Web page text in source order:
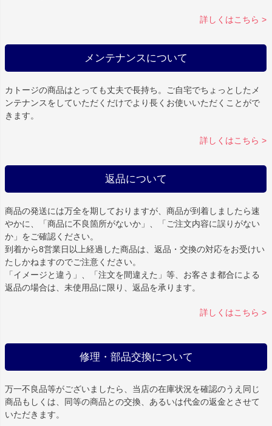
詳しくはこちら >
メンテナンスについて
カトージの商品はとっても丈夫で長持ち。ご自宅でちょっとしたメ
ンテナンスをしていただくだけでより長くお使いいただくことがで
きます。
詳しくはこちら >
返品について
商品の発送には万全を期しておりますが、商品が到着しましたら速
やかに、「商品に不良箇所がないか」、「ご注文内容に誤りがない
か」をご確認ください。
到着から8営業日以上経過した商品は、返品・交換の対応をお受けい
たしかねますのでご注意ください。
「イメージと違う」、「注文を間違えた」等、お客さま都合による
返品の場合は、未使用品に限り、返品を承ります。
詳しくはこちら >
修理・部品交換について
万一不良品等がございましたら、当店の在庫状況を確認のうえ同じ
商品もしくは、同等の商品との交換、あるいは代金の返金とさせて
いただきます。